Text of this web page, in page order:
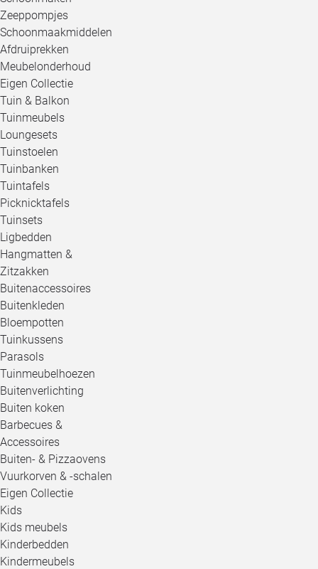
Zeeppompjes
Schoonmaakmiddelen
Afdruiprekken
Meubelonderhoud
Eigen Collectie
Tuin & Balkon
Tuinmeubels
Loungesets
Tuinstoelen
Tuinbanken
Tuintafels
Picknicktafels
Tuinsets
Ligbedden
Hangmatten &
Zitzakken
Buitenaccessoires
Buitenkleden
Bloempotten
Tuinkussens
Parasols
Tuinmeubelhoezen
Buitenverlichting
Buiten koken
Barbecues &
Accessoires
Buiten- & Pizzaovens
Vuurkorven & -schalen
Eigen Collectie
Kids
Kids meubels
Kinderbedden
Kindermeubels